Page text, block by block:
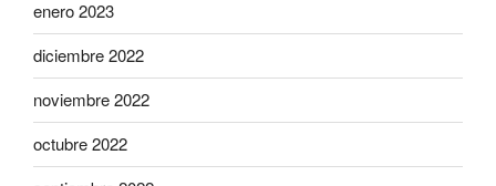
enero 2023
diciembre 2022
noviembre 2022
octubre 2022